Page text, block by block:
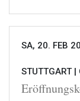
SA, 20. FEB
STUTTGART |